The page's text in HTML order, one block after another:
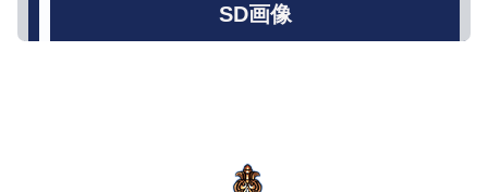
SD画像